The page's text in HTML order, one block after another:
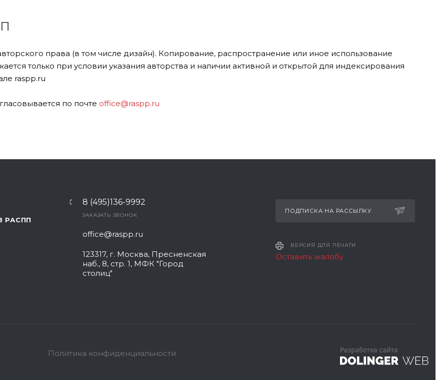
права (в том числе дизайн). Копирование, распространение или иное использование
только при условии указания авторства и наличии активной и открытой для индексирования
raspp.ru
по почте office@raspp.ru
РАСПП
8 (495)136-9992
ЗАКАЗАТЬ ЗВОНОК
office@raspp.ru
123317, г. Москва, Пресненская
наб., 8, стр. 1, МФК "Город
столиц"
ПОДПИСКА НА РАССЫЛКУ
ВЕРСИЯ ДЛЯ ПЕЧАТИ
Оставить жалобу
Политика конфиденциальности